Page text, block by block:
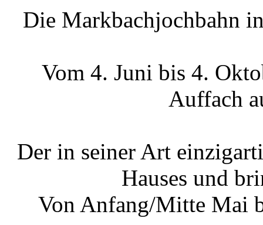
Die Markbachjochbahn
Vom 4. Juni bis 4.
Auffach
Der in seiner Art
Hauses und
Von Anfang/Mitte Mai